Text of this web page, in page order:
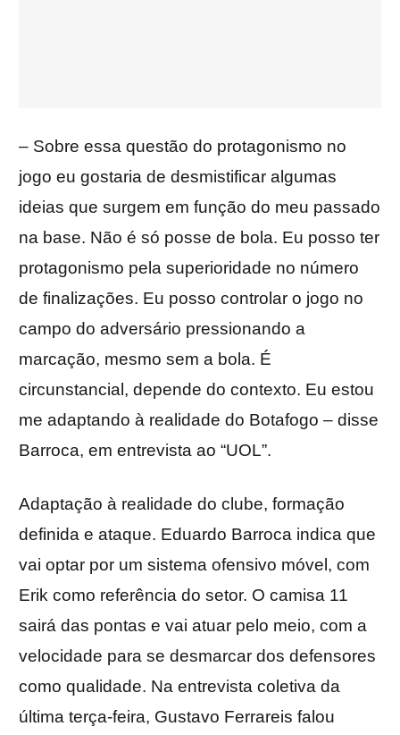
– Sobre essa questão do protagonismo no
jogo eu gostaria de desmistificar algumas
ideias que surgem em função do meu passado
na base. Não é só posse de bola. Eu posso ter
protagonismo pela superioridade no número
de finalizações. Eu posso controlar o jogo no
campo do adversário pressionando a
marcação, mesmo sem a bola. É
circunstancial, depende do contexto. Eu estou
me adaptando à realidade do Botafogo – disse
Barroca, em entrevista ao “UOL”.
Adaptação à realidade do clube, formação
definida e ataque. Eduardo Barroca indica que
vai optar por um sistema ofensivo móvel, com
Erik como referência do setor. O camisa 11
sairá das pontas e vai atuar pelo meio, com a
velocidade para se desmarcar dos defensores
como qualidade. Na entrevista coletiva da
última terça-feira, Gustavo Ferrareis falou